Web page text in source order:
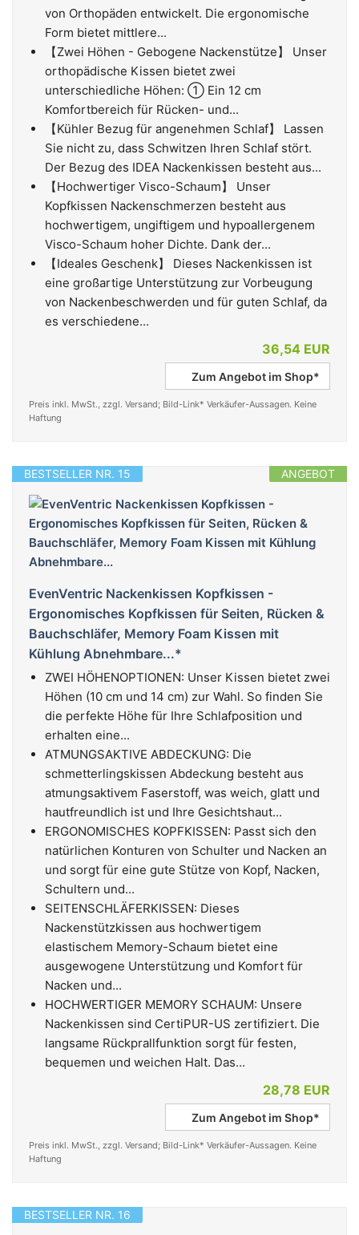
von Orthopäden entwickelt. Die ergonomische
Form bietet mittlere...
【Zwei Höhen - Gebogene Nackenstütze】 Unser
orthopädische Kissen bietet zwei
unterschiedliche Höhen: ① Ein 12 cm
Komfortbereich für Rücken- und...
【Kühler Bezug für angenehmen Schlaf】 Lassen
Sie nicht zu, dass Schwitzen Ihren Schlaf stört.
Der Bezug des IDEA Nackenkissen besteht aus...
【Hochwertiger Visco-Schaum】 Unser
Kopfkissen Nackenschmerzen besteht aus
hochwertigem, ungiftigem und hypoallergenem
Visco-Schaum hoher Dichte. Dank der...
【Ideales Geschenk】 Dieses Nackenkissen ist
eine großartige Unterstützung zur Vorbeugung
von Nackenbeschwerden und für guten Schlaf, da
es verschiedene...
36,54 EUR
Zum Angebot im Shop*
Preis inkl. MwSt., zzgl. Versand; Bild-Link* Verkäufer-Aussagen. Keine
Haftung
ANGEBOT
BESTSELLER NR. 15
EvenVentric Nackenkissen Kopfkissen -
Ergonomisches Kopfkissen für Seiten, Rücken &
Bauchschläfer, Memory Foam Kissen mit
Kühlung Abnehmbare...*
ZWEI HÖHENOPTIONEN:​ Unser Kissen bietet zwei
Höhen (10 cm und 14 cm) zur Wahl. So finden Sie
die perfekte Höhe für Ihre Schlafposition und
erhalten eine...
ATMUNGSAKTIVE ABDECKUNG: Die
schmetterlingskissen Abdeckung besteht aus
atmungsaktivem Faserstoff, was weich, glatt und
hautfreundlich ist und Ihre Gesichtshaut...
ERGONOMISCHES KOPFKISSEN: Passt sich den
natürlichen Konturen von Schulter und Nacken an
und sorgt für eine gute Stütze von Kopf, Nacken,
Schultern und...
SEITENSCHLÄFERKISSEN: Dieses
Nackenstützkissen aus hochwertigem
elastischem Memory-Schaum bietet eine
ausgewogene Unterstützung und Komfort für
Nacken und...
HOCHWERTIGER MEMORY SCHAUM: Unsere
Nackenkissen sind CertiPUR-US zertifiziert. Die
langsame Rückprallfunktion sorgt für festen,
bequemen und weichen Halt. Das...
28,78 EUR
Zum Angebot im Shop*
Preis inkl. MwSt., zzgl. Versand; Bild-Link* Verkäufer-Aussagen. Keine
Haftung
BESTSELLER NR. 16